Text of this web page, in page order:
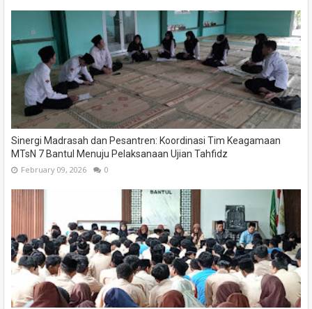
Sinergi Madrasah dan Pesantren: Koordinasi Tim Keagamaan
MTsN 7 Bantul Menuju Pelaksanaan Ujian Tahfidz
February 09, 2026 0